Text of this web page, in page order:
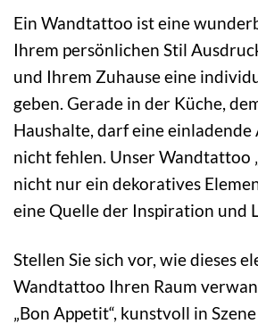
Ein Wandtattoo ist eine
Ihrem persönlichen Stil
und Ihrem Zuhause eine
geben. Gerade in der Küche,
Haushalte, darf eine
nicht fehlen. Unser Wandtattoo
nicht nur ein dekoratives
eine Quelle der Inspiration und
Stellen Sie sich vor, wie dieses
Wandtattoo Ihren Raum
„Bon Appetit“, kunstvoll in